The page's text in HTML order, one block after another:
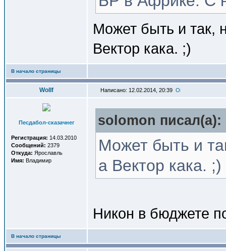
Может быть и так,
Вектор кака. ;)
В начало страницы
Wollf Написано: 12.02.2014, 20:39
Песдабол-сказачнег
Регистрация: 14.03.2010
Сообщений: 2379
Откуда: Ярославль
Имя: Владимир
solomon писал(a):
Может быть и
а Вектор кака. ;)
Никон в бюджете
В начало страницы